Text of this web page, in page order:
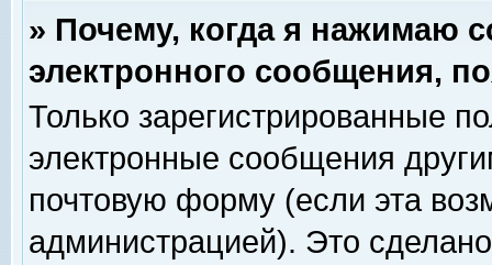
» Почему, когда я нажимаю
электронного сообщения,
Только зарегистрированные
электронные сообщения
почтовую форму (если эта
администрацией). Это